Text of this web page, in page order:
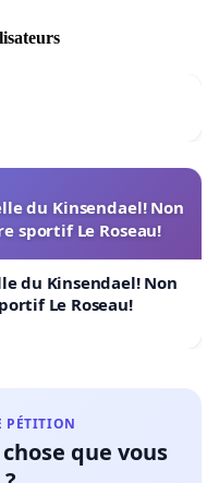
du Kinsendael! Non
sportif Le Roseau!
du Kinsendael! Non
Le Roseau!
PÉTITION
que vous